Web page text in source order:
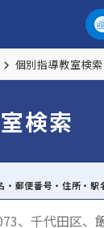
個別指導教室検索
検索
・郵便番号・住所・駅